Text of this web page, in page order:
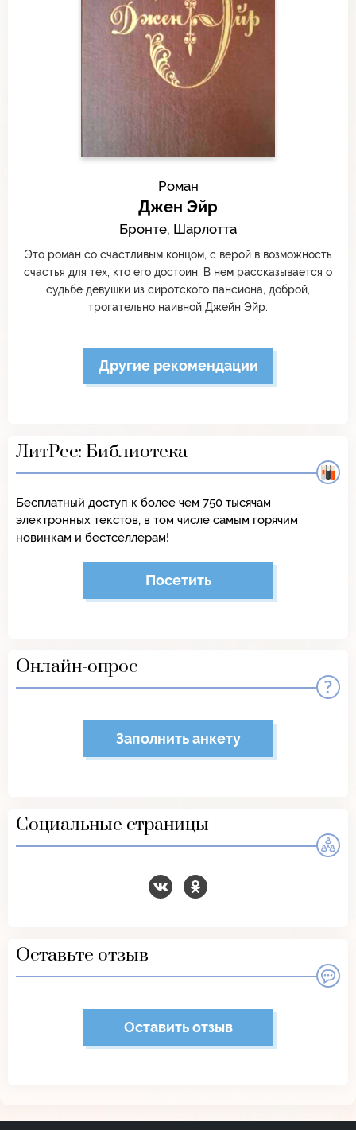
Роман
Джен Эйр
Бронте, Шарлотта
Это роман со счастливым концом, с верой в возможность
счастья для тех, кто его достоин. В нем рассказывается о
судьбе девушки из сиротского пансиона, доброй,
трогательно наивной Джейн Эйр.
Другие рекомендации
ЛитРес: Библиотека
Бесплатный доступ к более чем 750 тысячам
электронных текстов, в том числе самым горячим
новинкам и бестселлерам!
Посетить
Онлайн-опрос
Заполнить анкету
Социальные страницы
Оставьте отзыв
Оставить отзыв